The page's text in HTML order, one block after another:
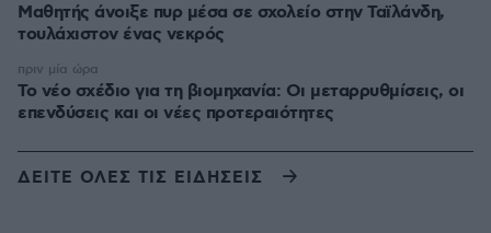
Μαθητής άνοιξε πυρ μέσα σε σχολείο στην Ταϊλάνδη,
τουλάχιστον ένας νεκρός
Το νέο σχέδιο για τη βιομηχανία: Οι μεταρρυθμίσεις, οι
επενδύσεις και οι νέες προτεραιότητες
πριν μία ώρα
ΔΕΙΤΕ ΟΛΕΣ ΤΙΣ ΕΙΔΗΣΕΙΣ